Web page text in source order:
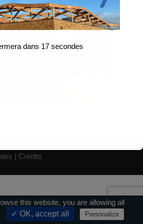
| Crédits
dans 17secondes
this website, you are allowing all
✓ OK, accept all Personalize